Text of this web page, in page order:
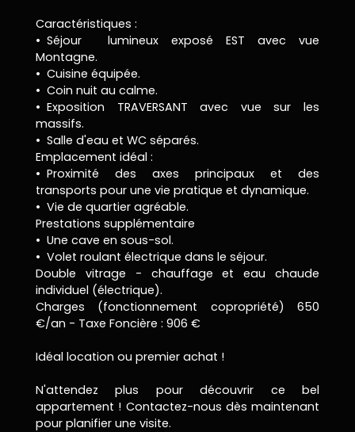
Caractéristiques :
Séjour lumineux exposé EST avec vue
Montagne.
Cuisine équipée.
Coin nuit au calme.
Exposition TRAVERSANT avec vue sur les
massifs.
Salle d'eau et WC séparés.
Emplacement idéal :
Proximité des axes principaux et des
transports pour une vie pratique et dynamique.
Vie de quartier agréable.
Prestations supplémentaire
Une cave en sous-sol.
Volet roulant électrique dans le séjour.
Double vitrage - chauffage et eau chaude
individuel (électrique).
Charges (fonctionnement copropriété) 650
€/an - Taxe Foncière : 906 €
Idéal location ou premier achat !
N'attendez plus pour découvrir ce bel
appartement ! Contactez-nous dès maintenant
pour planifier une visite.